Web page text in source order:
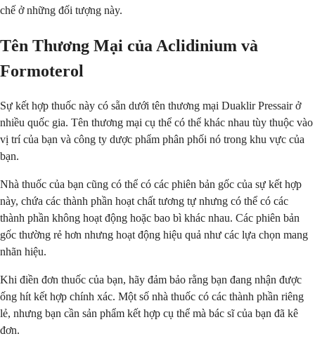
chế ở những đối tượng này.
Tên Thương Mại của Aclidinium và
Formoterol
Sự kết hợp thuốc này có sẵn dưới tên thương mại Duaklir Pressair ở
nhiều quốc gia. Tên thương mại cụ thể có thể khác nhau tùy thuộc vào
vị trí của bạn và công ty dược phẩm phân phối nó trong khu vực của
bạn.
Nhà thuốc của bạn cũng có thể có các phiên bản gốc của sự kết hợp
này, chứa các thành phần hoạt chất tương tự nhưng có thể có các
thành phần không hoạt động hoặc bao bì khác nhau. Các phiên bản
gốc thường rẻ hơn nhưng hoạt động hiệu quả như các lựa chọn mang
nhãn hiệu.
Khi điền đơn thuốc của bạn, hãy đảm bảo rằng bạn đang nhận được
ống hít kết hợp chính xác. Một số nhà thuốc có các thành phần riêng
lẻ, nhưng bạn cần sản phẩm kết hợp cụ thể mà bác sĩ của bạn đã kê
đơn.